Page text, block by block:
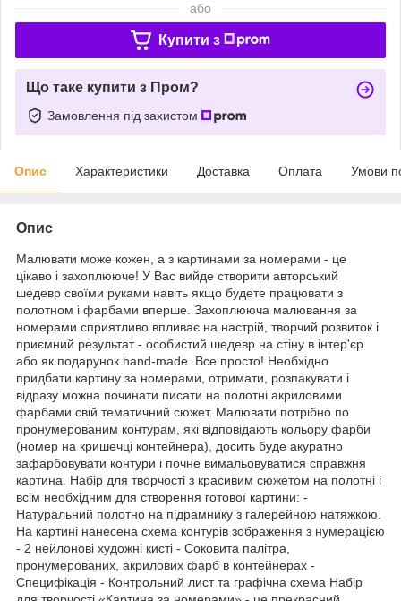
або
Купити з
Що таке купити з Пром?
Замовлення під захистом
Опис Характеристики Доставка Оплата Умови
Опис
Малювати може кожен, а з картинами за номерами - це
цікаво і захоплююче! У Вас вийде створити авторський
шедевр своїми руками навіть якщо будете працювати з
полотном і фарбами вперше. Захоплююча малювання за
номерами сприятливо впливає на настрій, творчий розвиток і
приємний результат - особистий шедевр на стіну в інтер'єр
або як подарунок hand-made. Все просто! Необхідно
придбати картину за номерами, отримати, розпакувати і
відразу можна починати писати на полотні акриловими
фарбами свій тематичний сюжет. Малювати потрібно по
пронумерованим контурам, які відповідають кольору фарби
(номер на кришечці контейнера), досить буде акуратно
зафарбовувати контури і почне вимальовуватися справжня
картина. Набір для творчості з красивим сюжетом на полотні і
всім необхідним для створення готової картини: -
Натуральний полотно на підрамнику з галерейною натяжкою.
На картині нанесена схема контурів зображення з нумерацією
- 2 нейлонові художні кисті - Соковита палітра,
пронумерованих, акрилових фарб в контейнерах -
Специфікація - Контрольний лист та графічна схема Набір